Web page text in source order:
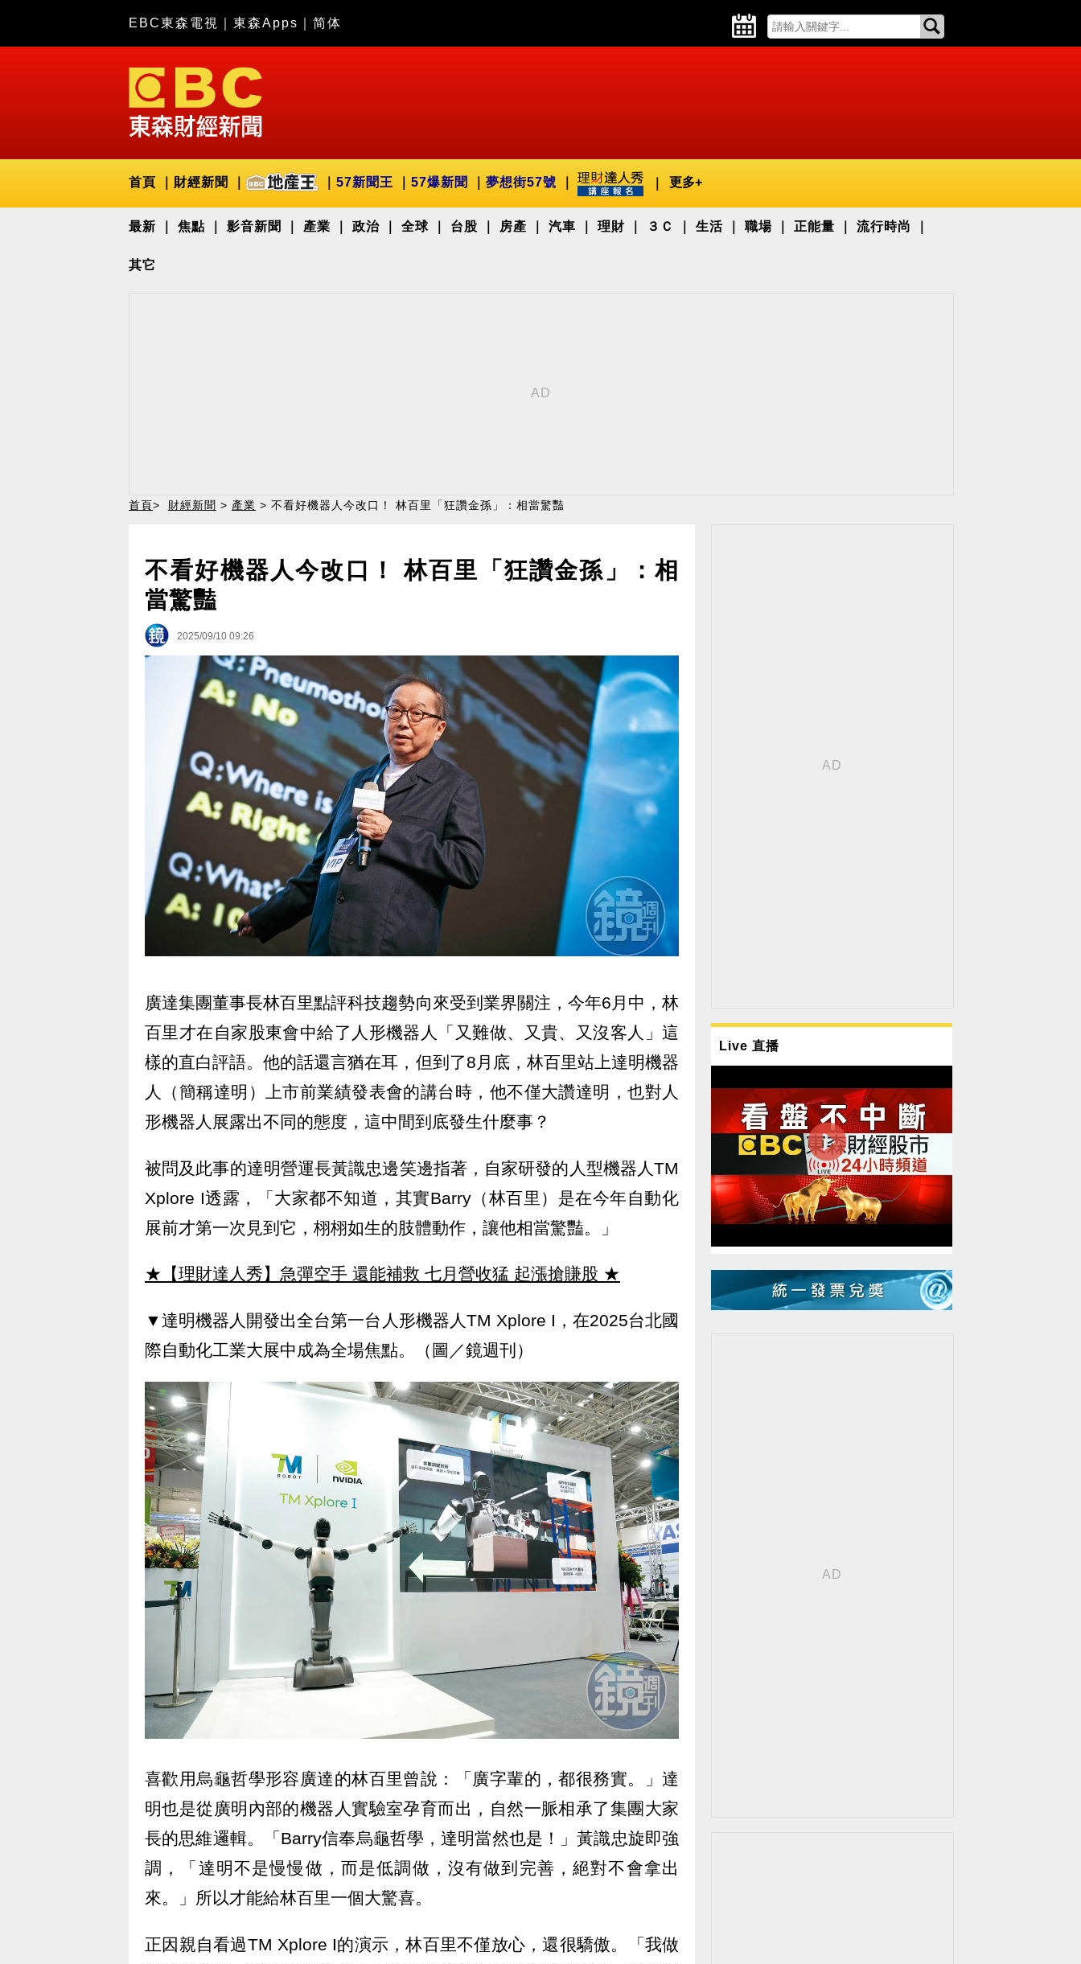
EBC東森電視 東森Apps 简体
首頁 財經新聞 57新聞王 57爆新聞 夢想街57號 更多+
最新 焦點 影音新聞 產業 政治 全球 台股 房產 汽車 理財 ３Ｃ 生活 職場 正能量 流行時尚
其它
首頁> 財經新聞 > 產業 > 不看好機器人今改口！ 林百里「狂讚金孫」：相當驚豔
不看好機器人今改口！ 林百里「狂讚金孫」：相
當驚豔
2025/09/10 09:26
廣達集團董事長林百里點評科技趨勢向來受到業界關注，今年6月中，林
百里才在自家股東會中給了人形機器人「又難做、又貴、又沒客人」這
樣的直白評語。他的話還言猶在耳，但到了8月底，林百里站上達明機器
人（簡稱達明）上市前業績發表會的講台時，他不僅大讚達明，也對人
形機器人展露出不同的態度，這中間到底發生什麼事？
被問及此事的達明營運長黃識忠邊笑邊指著，自家研發的人型機器人TM
Xplore I透露，「大家都不知道，其實Barry（林百里）是在今年自動化
展前才第一次見到它，栩栩如生的肢體動作，讓他相當驚豔。」
★【理財達人秀】急彈空手 還能補救 七月營收猛 起漲搶賺股 ★
▼達明機器人開發出全台第一台人形機器人TM Xplore I，在2025台北國
際自動化工業大展中成為全場焦點。（圖／鏡週刊）
喜歡用烏龜哲學形容廣達的林百里曾說：「廣字輩的，都很務實。」達
明也是從廣明內部的機器人實驗室孕育而出，自然一脈相承了集團大家
長的思維邏輯。「Barry信奉烏龜哲學，達明當然也是！」黃識忠旋即強
調，「達明不是慢慢做，而是低調做，沒有做到完善，絕對不會拿出
來。」所以才能給林百里一個大驚喜。
正因親自看過TM Xplore I的演示，林百里不僅放心，還很驕傲。「我做
Live 直播